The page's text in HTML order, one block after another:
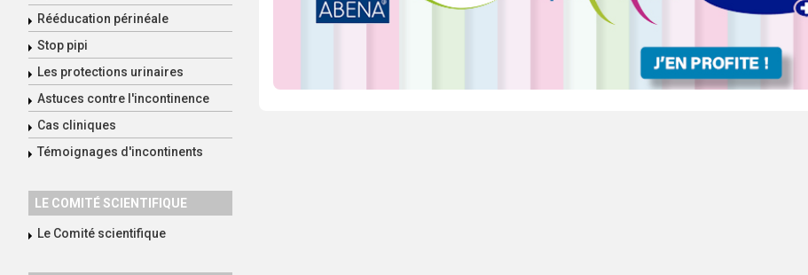
Rééducation périnéale
Stop pipi
Les protections urinaires
Astuces contre l'incontinence
Cas cliniques
Témoignages d'incontinents
LE COMITÉ SCIENTIFIQUE
Le Comité scientifique